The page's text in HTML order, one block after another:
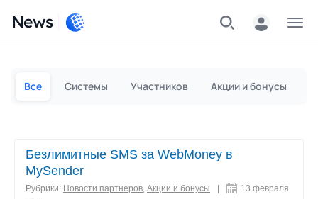
News
Все Системы Участников Акции и бонусы
Безлимитные SMS за WebMoney в
MySender
Рубрики: Новости партнеров, Акции и бонусы
13 февраля